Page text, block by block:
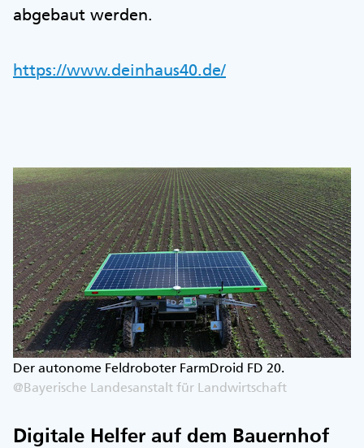
abgebaut werden.
https://www.deinhaus40.de/
Der autonome Feldroboter FarmDroid FD 20.
@Bayerische Landesanstalt für Landwirtschaft
Digitale Helfer auf dem Bauernhof